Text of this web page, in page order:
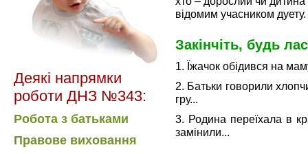
Деякі напрямки
роботи ДНЗ №343:
Робота з батьками
Правове виховання
відомим учасником дуету.
Закінчіть, будь
1. Їжачок обідився на
2. Батьки говорили
гру...
3. Родина переїхала в
замінили...